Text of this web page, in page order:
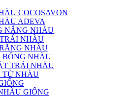
COCOSAVON
ADEVA
NẮNG NHÀU
NHÀU
NHÀU
BÔNG NHÀU
TRÁI NHÀU
TỪ NHÀU
GIỐNG